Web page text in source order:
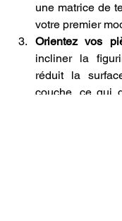
une matrice de
votre premier
Orientez vos
incliner la
réduit la
couche, ce qui